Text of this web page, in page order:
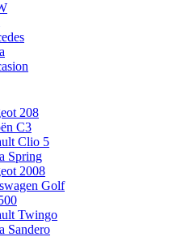
208
C3
Clio 5
Spring
2008
Golf
Twingo
Sandero